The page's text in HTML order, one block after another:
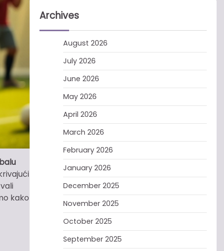
kako
Archives
August 2026
July 2026
June 2026
May 2026
April 2026
March 2026
February 2026
January 2026
December 2025
November 2025
October 2025
September 2025